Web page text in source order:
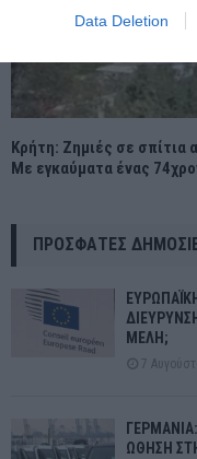
Data Deletion
Κρήτη: Ζημιές σε σπίτια
Με εγκαύματα ένας
ΠΡΌΣΦΑΤΕΣ
ΜΕΛΗ;
7
ΩΘΗΣΗ